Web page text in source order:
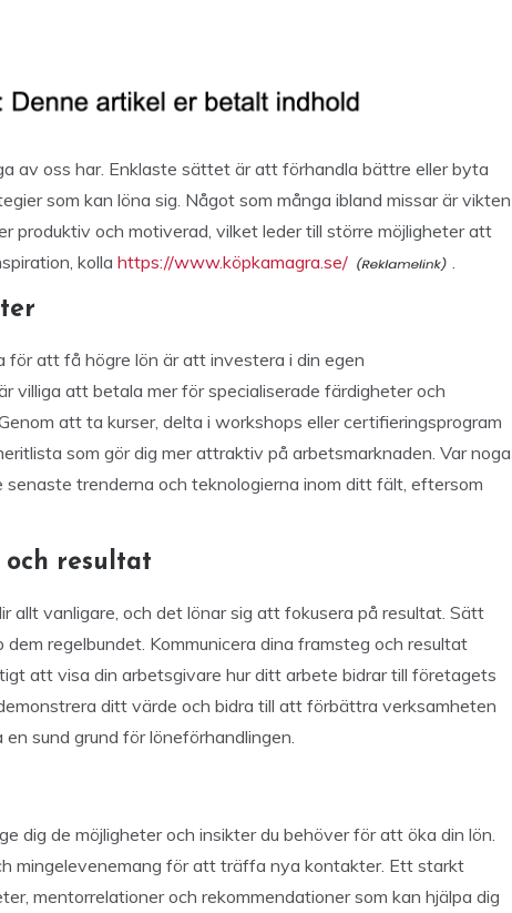
av oss har. Enklaste sättet är att förhandla bättre eller byta
som kan löna sig. Något som många ibland missar är vikten
produktiv och motiverad, vilket leder till större möjligheter att
kolla https://www.köpkamagra.se/
att få högre lön är att investera i din egen
villiga att betala mer för specialiserade färdigheter och
att ta kurser, delta i workshops eller certifieringsprogram
som gör dig mer attraktiv på arbetsmarknaden. Var noga
trenderna och teknologierna inom ditt fält, eftersom
och resultat
allt vanligare, och det lönar sig att fokusera på resultat. Sätt
regelbundet. Kommunicera dina framsteg och resultat
att visa din arbetsgivare hur ditt arbete bidrar till företagets
ditt värde och bidra till att förbättra verksamheten
sund grund för löneförhandlingen.
dig de möjligheter och insikter du behöver för att öka din lön.
mingelevenemang för att träffa nya kontakter. Ett starkt
mentorrelationer och rekommendationer som kan hjälpa dig